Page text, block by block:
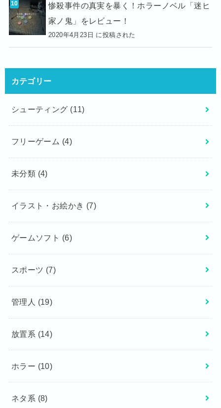
惨殺事件の真実を暴く！ホラーノベル「迷ヒ
家ノ鬼」をレビュー！
2020年4月23日 に投稿された
カテゴリー
シューティング (11)
フリーゲーム (4)
未分類 (4)
イラスト・お絵かき (7)
ゲームソフト (6)
スポーツ (7)
管理人 (19)
放置系 (14)
ホラー (10)
ネタ系 (8)